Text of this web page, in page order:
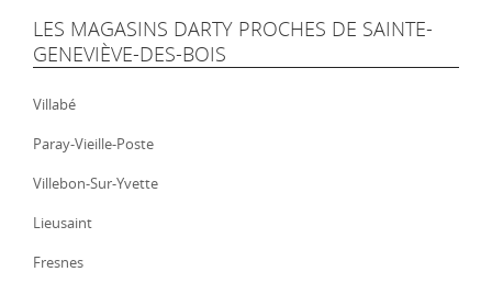
LES MAGASINS DARTY PROCHES DE SAINTE-
GENEVIÈVE-DES-BOIS
Villabé
Paray-Vieille-Poste
Villebon-Sur-Yvette
Lieusaint
Fresnes